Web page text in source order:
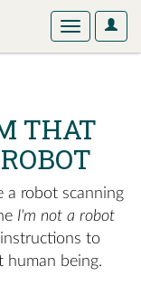
User
Toggle
THAT
a robot scanning
I'm not a robot
to
human being.